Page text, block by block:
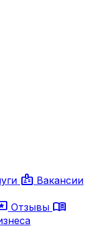
badge Вакансии
Отзывы menu_book